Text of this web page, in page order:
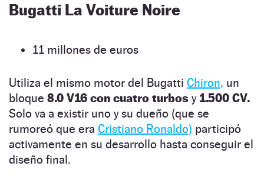
Bugatti La Voiture Noire
11 millones de euros
Utiliza el mismo motor del Bugatti Chiron, un
bloque 8.0 V16 con cuatro turbos y 1.500 CV.
Solo va a existir uno y su dueño (que se
rumoreó que era Cristiano Ronaldo) participó
activamente en su desarrollo hasta conseguir el
diseño final.